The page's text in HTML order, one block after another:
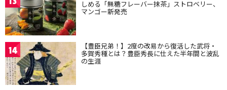
しめる「無糖フレーバー抹茶」ストロベリー、
マンゴー新発売
14 【豊臣兄弟！】2度の改易から復活した武将・
多賀秀種とは？豊臣秀長に仕えた半年間と波乱
の生涯